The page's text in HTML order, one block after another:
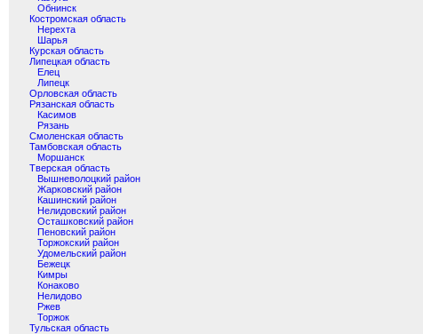
Обнинск
Костромская область
Нерехта
Шарья
Курская область
Липецкая область
Елец
Липецк
Орловская область
Рязанская область
Касимов
Рязань
Смоленская область
Тамбовская область
Моршанск
Тверская область
Вышневолоцкий район
Жарковский район
Кашинский район
Нелидовский район
Осташковский район
Пеновский район
Торжокский район
Удомельский район
Бежецк
Кимры
Конаково
Нелидово
Ржев
Торжок
Тульская область